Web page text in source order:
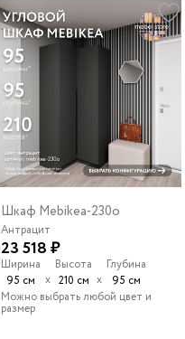
Шкаф Mebikea-230o
Антрацит
23 518 ₽
Ширина
95 см
х
Высота
210 см х
Глубина
95 см
Можно выбрать любой цвет и
размер